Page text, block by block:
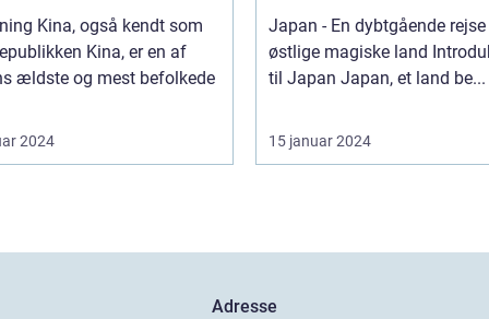
kendt som
Kina, er en af
ældste og mest befolkede
2024
Japan - En dybtgående
østlige magiske land Introduktion
til Japan Japan, et land be...
15 januar 2024
Adresse